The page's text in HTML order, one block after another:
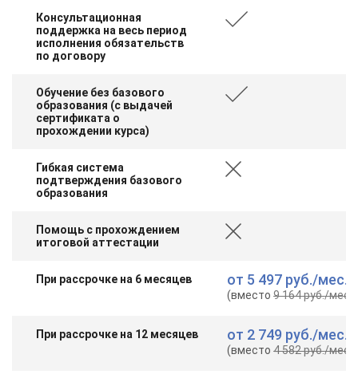
Консультационная
поддержка на весь период
исполнения обязательств
по договору
Обучение без базового
образования (с выдачей
сертификата о
прохождении курса)
Гибкая система
подтверждения базового
образования
Помощь с прохождением
итоговой аттестации
При рассрочке на 6 месяцев от 5 497 руб./мес.
(вместо9 164 руб./мес.
При рассрочке на 12 месяцев от 2 749 руб./мес.
(вместо4 582 руб./мес.